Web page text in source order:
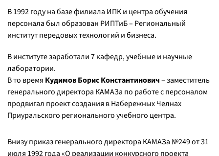
В 1992 году на базе филиала ИПК и центра обучения
персонала был образован РИПТиБ – Региональный
институт передовых технологий и бизнеса.
В институте заработали 7 кафедр, учебные и научные
лаборатории.
В то время Кудимов Борис Константинович– заместитель
генерального директора КАМАЗа по работе с персоналом
продвигал проект создания в Набережных Челнах
Приуральского регионального учебного центра.
Внизу приказ генерального директора КАМАЗа №249 от 31
июля 1992 года «О реализации конкурсного проекта